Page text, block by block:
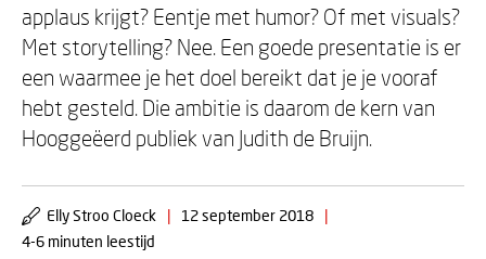
applaus krijgt? Eentje met humor? Of met visuals?
Met storytelling? Nee. Een goede presentatie is er
een waarmee je het doel bereikt dat je je vooraf
hebt gesteld. Die ambitie is daarom de kern van
Hooggeëerd publiek van Judith de Bruijn.
Elly Stroo Cloeck | 12 september 2018
|
4-6 minuten leestijd